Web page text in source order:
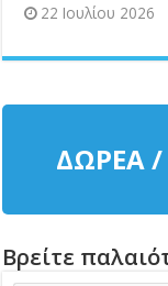
22 Ιουλίου 2026
ΔΩΡΕΑ /
Βρείτε